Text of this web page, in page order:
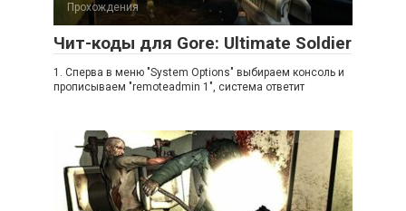
Прохождения
Чит-коды для Gore: Ultimate Soldier
1. Сперва в меню "System Options" выбираем консоль и
прописываем "remoteadmin 1", система ответит